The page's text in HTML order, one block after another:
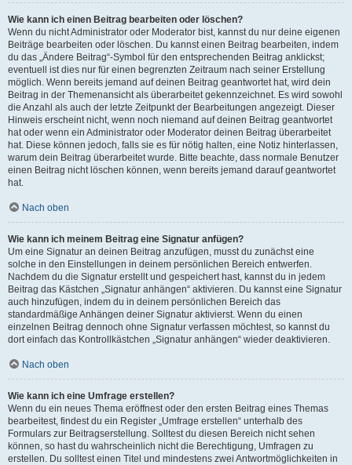
Wie kann ich einen Beitrag bearbeiten oder löschen?
Wenn du nicht Administrator oder Moderator bist, kannst du nur deine eigenen
Beiträge bearbeiten oder löschen. Du kannst einen Beitrag bearbeiten, indem
du das „Ändere Beitrag“-Symbol für den entsprechenden Beitrag anklickst;
eventuell ist dies nur für einen begrenzten Zeitraum nach seiner Erstellung
möglich. Wenn bereits jemand auf deinen Beitrag geantwortet hat, wird dein
Beitrag in der Themenansicht als überarbeitet gekennzeichnet. Es wird sowohl
die Anzahl als auch der letzte Zeitpunkt der Bearbeitungen angezeigt. Dieser
Hinweis erscheint nicht, wenn noch niemand auf deinen Beitrag geantwortet
hat oder wenn ein Administrator oder Moderator deinen Beitrag überarbeitet
hat. Diese können jedoch, falls sie es für nötig halten, eine Notiz hinterlassen,
warum dein Beitrag überarbeitet wurde. Bitte beachte, dass normale Benutzer
einen Beitrag nicht löschen können, wenn bereits jemand darauf geantwortet
hat.
Nach oben
Wie kann ich meinem Beitrag eine Signatur anfügen?
Um eine Signatur an deinen Beitrag anzufügen, musst du zunächst eine
solche in den Einstellungen in deinem persönlichen Bereich entwerfen.
Nachdem du die Signatur erstellt und gespeichert hast, kannst du in jedem
Beitrag das Kästchen „Signatur anhängen“ aktivieren. Du kannst eine Signatur
auch hinzufügen, indem du in deinem persönlichen Bereich das
standardmäßige Anhängen deiner Signatur aktivierst. Wenn du einen
einzelnen Beitrag dennoch ohne Signatur verfassen möchtest, so kannst du
dort einfach das Kontrollkästchen „Signatur anhängen“ wieder deaktivieren.
Nach oben
Wie kann ich eine Umfrage erstellen?
Wenn du ein neues Thema eröffnest oder den ersten Beitrag eines Themas
bearbeitest, findest du ein Register „Umfrage erstellen“ unterhalb des
Formulars zur Beitragserstellung. Solltest du diesen Bereich nicht sehen
können, so hast du wahrscheinlich nicht die Berechtigung, Umfragen zu
erstellen. Du solltest einen Titel und mindestens zwei Antwortmöglichkeiten in